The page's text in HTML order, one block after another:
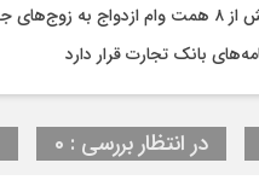
بانک تجارت قرار دارد
در انتظار بررسی : 0